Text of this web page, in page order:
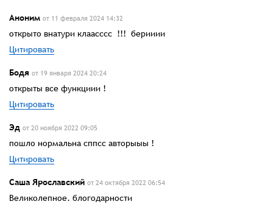
Аноним от 11 февраля 2024 14:32
открыто внатури клаасссс !!! берииии
Цитировать
Бодя от 19 января 2024 20:24
открыты все функциии !
Цитировать
Эд от 20 ноября 2022 09:05
пошло нормальна сппсс авторыыы !
Цитировать
Саша Ярославский от 24 октября 2022 06:54
Великолепное. блогодарности